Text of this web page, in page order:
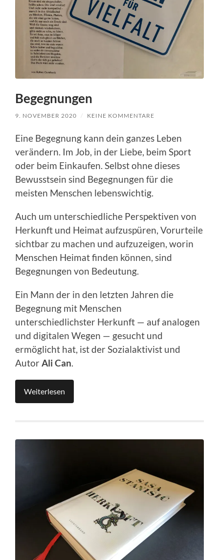
Begegnungen
9. NOVEMBER 2020 / KEINE KOMMENTARE
Eine Begegnung kann dein ganzes Leben
verändern. Im Job, in der Liebe, beim Sport
oder beim Einkaufen. Selbst ohne dieses
Bewusstsein sind Begegnungen für die
meisten Menschen lebenswichtig.
Auch um unterschiedliche Perspektiven von
Herkunft und Heimat aufzuspüren, Vorurteile
sichtbar zu machen und aufzuzeigen, worin
Menschen Heimat finden können, sind
Begegnungen von Bedeutung.
Ein Mann der in den letzten Jahren die
Begegnung mit Menschen
unterschiedlichster Herkunft — auf analogen
und digitalen Wegen — gesucht und
ermöglicht hat, ist der Sozialaktivist und
AutorAli Can.
Weiterlesen